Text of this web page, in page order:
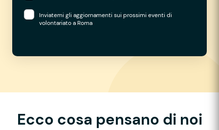
Inviatemi gli aggiornamenti sui prossimi eventi di
volontariato a Roma
Ecco cosa pensano di noi